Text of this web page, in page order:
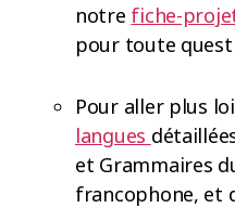
notre fiche-
pour toute
Pour aller plus
langues
et Grammaires
francophone, et